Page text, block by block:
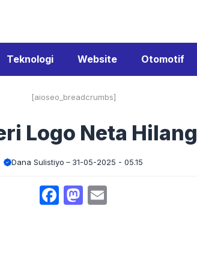
Teknologi Website Otomotif
[aioseo_breadcrumbs]
Logo Neta Hilang
Dana Sulistiyo 31-05-2025 - 05.15
Facebook
Mastodon